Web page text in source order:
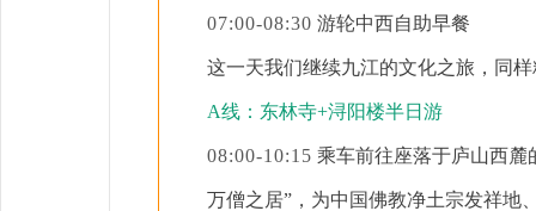
07:00-08:30 游轮中西自助早餐
这一天我们继续九江的文化之旅，同
A线：东林寺+浔阳楼半日游
08:00-10:15 乘车前往座落于庐山西麓
万僧之居”，为中国佛教净土宗发祥地